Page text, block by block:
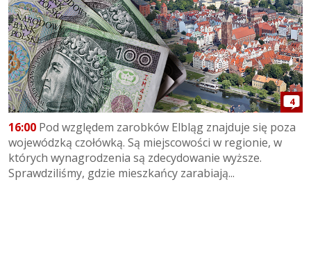
4
16:00 Pod względem zarobków Elbląg znajduje się poza
wojewódzką czołówką. Są miejscowości w regionie, w
których wynagrodzenia są zdecydowanie wyższe.
Sprawdziliśmy, gdzie mieszkańcy zarabiają...